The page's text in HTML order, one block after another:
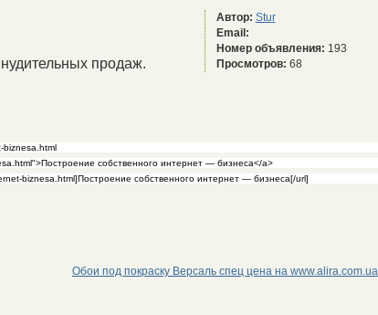
продаж.
Автор: Stur
Email:
Номер объявления: 193
Просмотров: 68
Обои под покраску Версаль спец цена на www.alira.com.ua